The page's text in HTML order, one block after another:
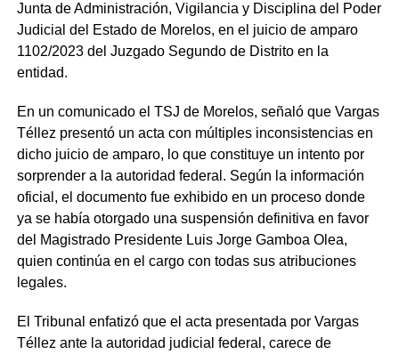
Junta de Administración, Vigilancia y Disciplina del Poder
Judicial del Estado de Morelos, en el juicio de amparo
1102/2023 del Juzgado Segundo de Distrito en la
entidad.
En un comunicado el TSJ de Morelos, señaló que Vargas
Téllez presentó un acta con múltiples inconsistencias en
dicho juicio de amparo, lo que constituye un intento por
sorprender a la autoridad federal. Según la información
oficial, el documento fue exhibido en un proceso donde
ya se había otorgado una suspensión definitiva en favor
del Magistrado Presidente Luis Jorge Gamboa Olea,
quien continúa en el cargo con todas sus atribuciones
legales.
El Tribunal enfatizó que el acta presentada por Vargas
Téllez ante la autoridad judicial federal, carece de